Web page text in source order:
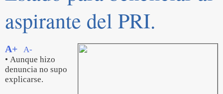
aspirante del PRI.
A+
A-
• Aunque hizo
denuncia no supo
explicarse.